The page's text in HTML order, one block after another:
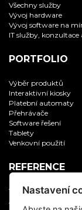
Všechny služby
Vývoj hardware
Vývoj software na
IT služby, konzultace
PORTFOLIO
Výběr produktů
Interaktivní kiosky
Platební automaty
Přehrávače
Software řešení
Tablety
Venkovní použití
REFERENCE
Všechny reference
Aplikační software
Nastavení